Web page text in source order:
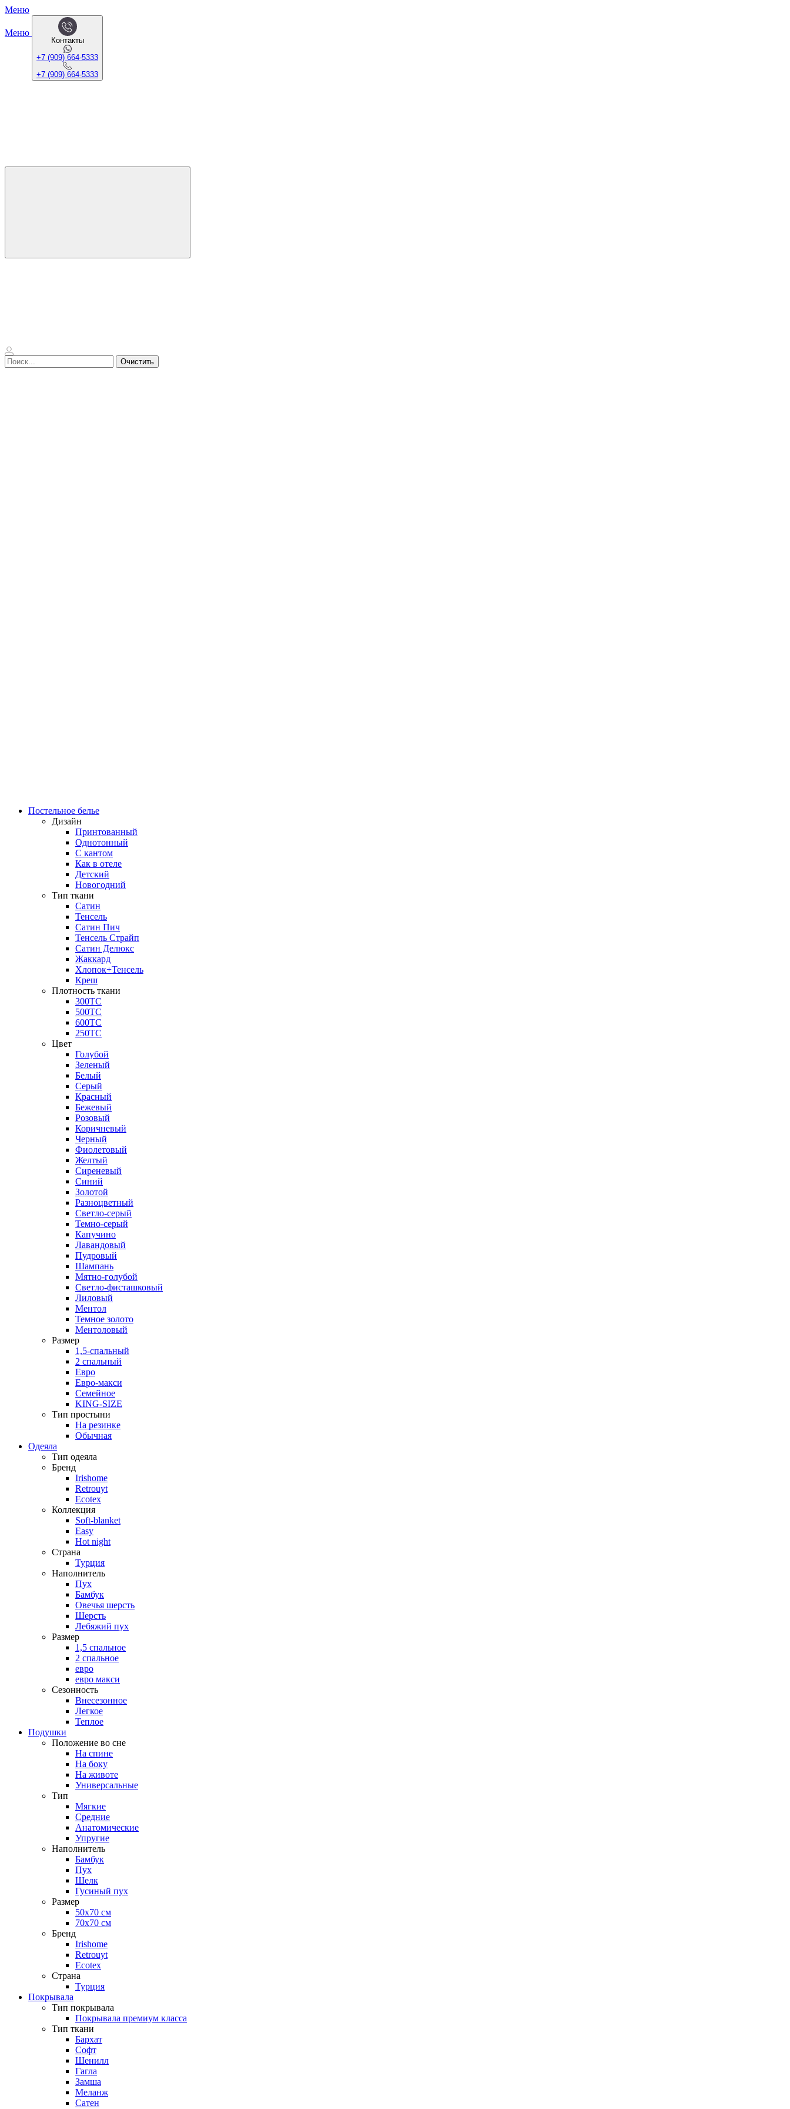
Меню
Меню
Контакты
+7 (909) 664-5333
+7 (909) 664-5333
Очистить
Постельное белье
Дизайн
Принтованный
Однотонный
С кантом
Как в отеле
Детский
Новогодний
Тип ткани
Сатин
Тенсель
Сатин Пич
Тенсель Страйп
Сатин Делюкс
Жаккард
Хлопок+Тенсель
Креш
Плотность ткани
300ТС
500ТС
600ТС
250ТС
Цвет
Голубой
Зеленый
Белый
Серый
Красный
Бежевый
Розовый
Коричневый
Черный
Фиолетовый
Желтый
Сиреневый
Синий
Золотой
Разноцветный
Светло-серый
Темно-серый
Капучино
Лавандовый
Пудровый
Шампань
Мятно-голубой
Светло-фисташковый
Лиловый
Ментол
Темное золото
Ментоловый
Размер
1,5-спальный
2 спальный
Евро
Евро-макси
Семейное
KING-SIZE
Тип простыни
На резинке
Обычная
Одеяла
Тип одеяла
Бренд
Irishome
Retrouyt
Ecotex
Коллекция
Soft-blanket
Easy
Hot night
Страна
Турция
Наполнитель
Пух
Бамбук
Овечья шерсть
Шерсть
Лебяжий пух
Размер
1,5 спальное
2 спальное
евро
евро макси
Сезонность
Внесезонное
Легкое
Теплое
Подушки
Положение во сне
На спине
На боку
На животе
Универсальные
Тип
Мягкие
Средние
Анатомические
Упругие
Наполнитель
Бамбук
Пух
Шелк
Гусиный пух
Размер
50х70 см
70х70 см
Бренд
Irishome
Retrouyt
Ecotex
Cтрана
Турция
Покрывала
Тип покрывала
Покрывала премиум класса
Тип ткани
Бархат
Софт
Шенилл
Гагла
Замша
Меланж
Сатен